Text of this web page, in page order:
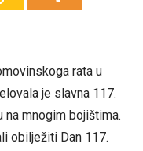
rata u
je slavna 117.
mnogim bojištima.
obilježiti Dan 117.